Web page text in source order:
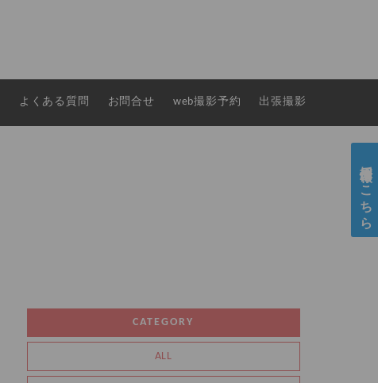
よくある質問 お問合せ web撮影予約 出張撮影
CATEGORY
ALL
採用情報はこちら